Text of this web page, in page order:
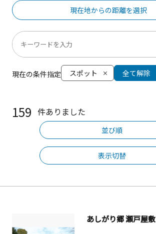
現在地からの距離を選択
現在の条件指定 スポット 全て解除
159 件ありました
並び順
表示切替
あしがり郷 瀬戸屋敷